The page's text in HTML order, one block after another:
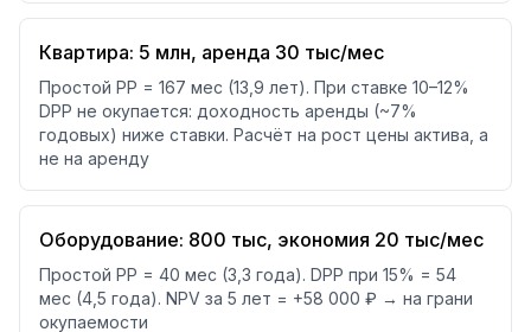
Квартира: 5 млн, аренда 30 тыс/мес
Простой PP = 167 мес (13,9 лет). При ставке 10–12%
DPP не окупается: доходность аренды (~7%
годовых) ниже ставки. Расчёт на рост цены актива, а
не на аренду
Оборудование: 800 тыс, экономия 20 тыс/мес
Простой PP = 40 мес (3,3 года). DPP при 15% = 54
мес (4,5 года). NPV за 5 лет = +58 000 ₽ → на грани
окупаемости